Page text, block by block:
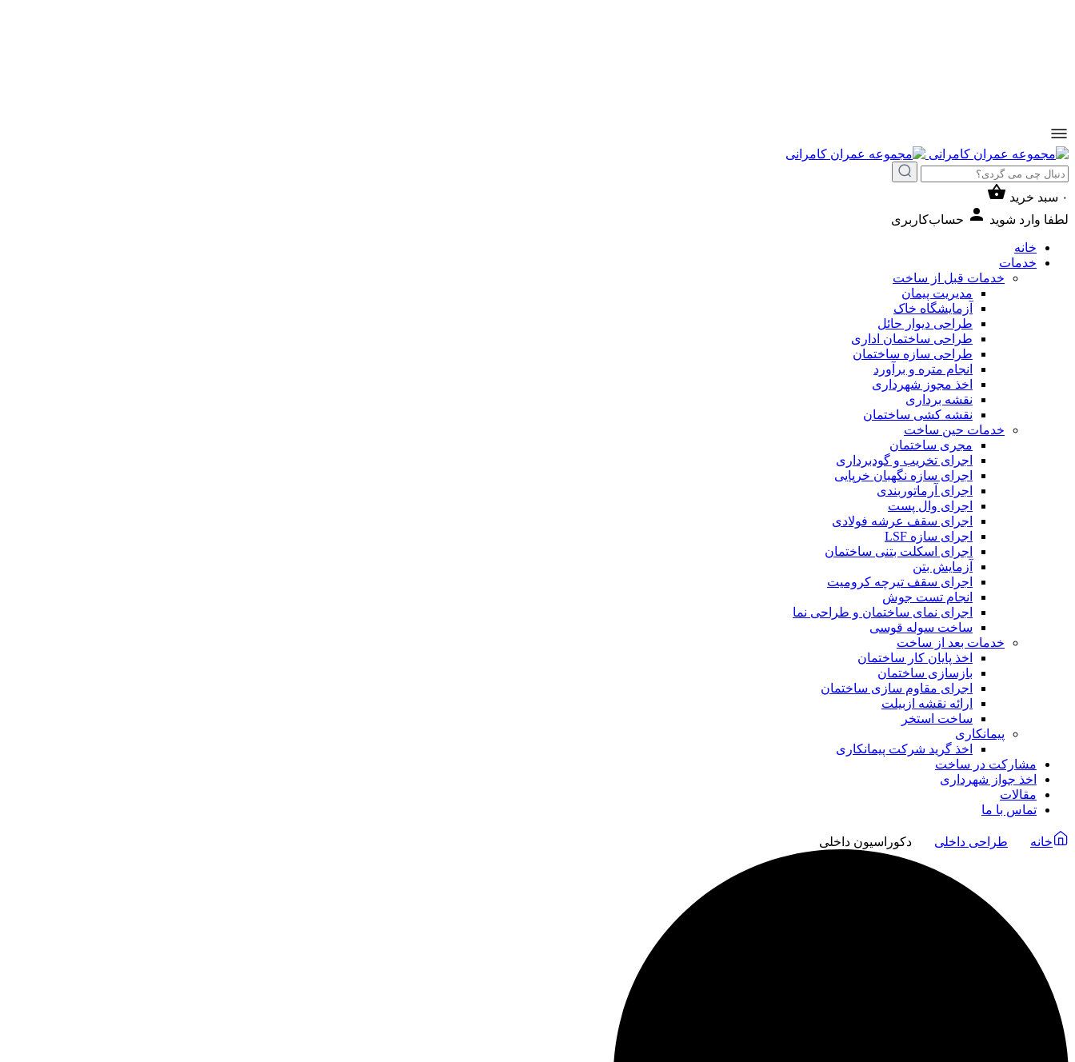
۰ سبد خرید
لطفا وارد شوید
حساب‌کاربری
خانه
خدمات
خدمات قبل از ساخت
مدیریت پیمان
آزمایشگاه خاک
طراحی دیوار حائل
طراحی ساختمان اداری
طراحی سازه ساختمان
انجام متره و برآورد
اخذ مجوز شهرداری
نقشه برداری
نقشه کشی ساختمان
خدمات حین ساخت
مجری ساختمان
اجرای تخریب و گودبرداری
اجرای سازه نگهبان خرپایی
اجرای آرماتوربندی
اجرای وال پست
اجرای سقف عرشه فولادی
اجرای سازه LSF
اجرای اسکلت بتنی ساختمان
آزمایش بتن
اجرای سقف تیرچه کرومیت
انجام تست جوش
اجرای نمای ساختمان و طراحی نما
ساخت سوله قوسی
خدمات بعد از ساخت
اخذ پایان کار ساختمان
بازسازی ساختمان
اجرای مقاوم سازی ساختمان
ارائه نقشه ازبیلت
ساخت استخر
پیمانکاری
اخذ گرید شرکت پیمانکاری
مشارکت در ساخت
اخذ جواز شهرداری
مقالات
تماس با ما
خانه طراحی داخلی دکوراسیون داخلی